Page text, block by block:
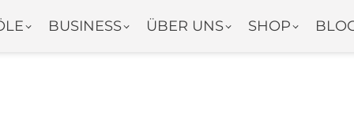
BUSINESS ÜBER UNS SHOP